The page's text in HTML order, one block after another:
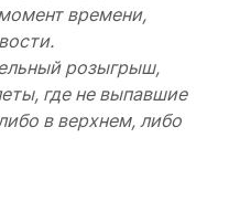
времени,
розыгрыш,
где не выпавшие
в верхнем, либо